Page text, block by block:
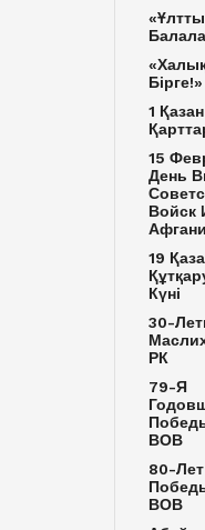
Бірге!»
1
15
День
Войск
19
Күні
30-
РК
79-Я
ВОВ
80-Лет
ВОВ